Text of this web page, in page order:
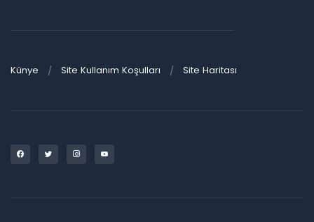
Künye Site Kullanım Koşulları Site Haritası